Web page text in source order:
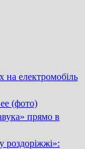
на електромобіль
(фото)
прямо в
роздоріжжі»: